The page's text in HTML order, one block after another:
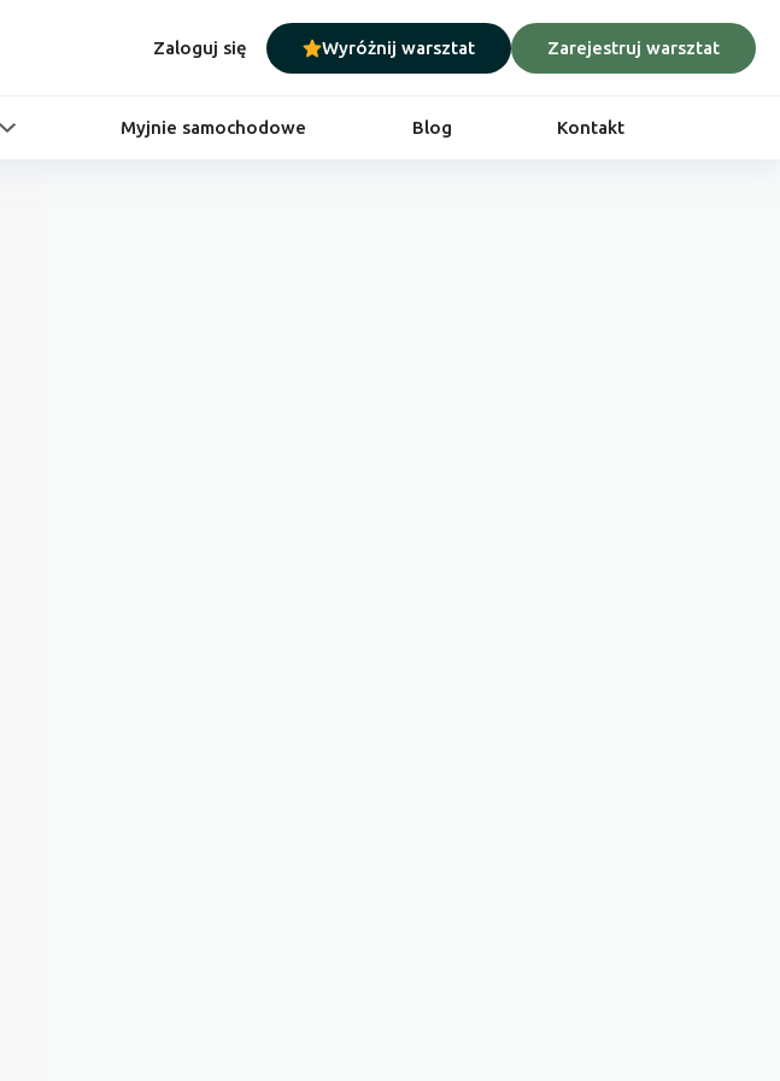
Zaloguj się Wyróżnij warsztat Zarejestruj warsztat
Myjnie samochodowe Blog Kontakt